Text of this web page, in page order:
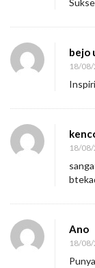
bejo
18/
18/
Ano
18/